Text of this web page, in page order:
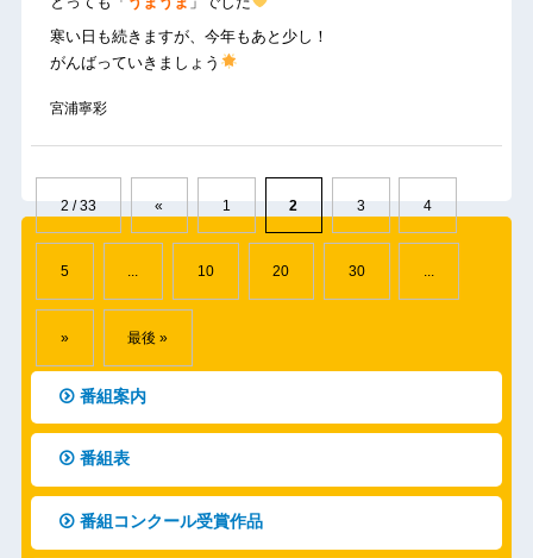
寒い日も続きますが、今年もあと少し！
がんばっていきましょう
宮浦寧彩
2 / 33 « 1 2 3 4
5 ... 10 20 30 ...
» 最後 »
番組案内
番組表
番組コンクール受賞作品